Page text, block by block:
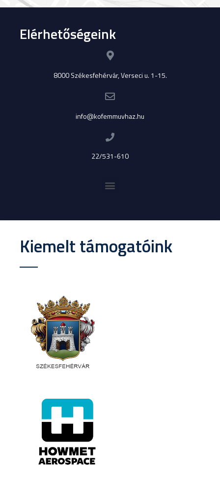
Elérhetőségeink
8000 Székesfehérvár, Verseci u. 1-15.
info@kofemmuvhaz.hu
22/531-610
Kiemelt támogatóink